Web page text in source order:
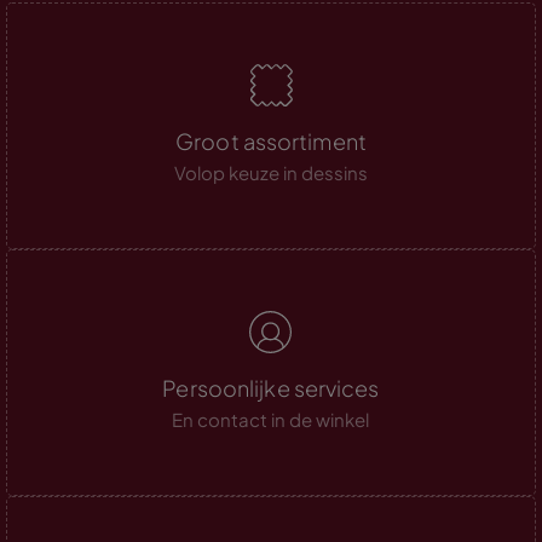
Groot assortiment
Volop keuze in dessins
Persoonlijke services
En contact in de winkel